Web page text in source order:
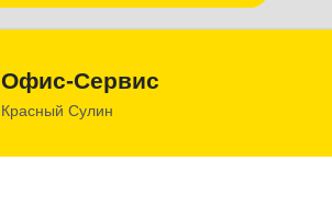
Офис-Сервис
Красный Сулин346350, Ростовская обл, р-н